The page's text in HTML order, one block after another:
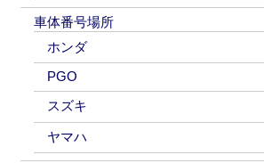
車体番号場所
ホンダ
PGO
スズキ
ヤマハ